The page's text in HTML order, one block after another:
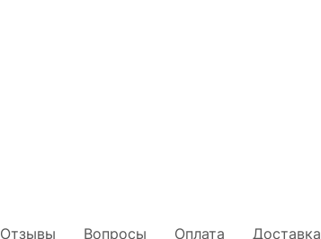
Отзывы Вопросы Оплата Доставка